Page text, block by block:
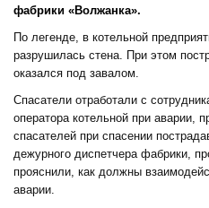
фабрики «Волжанка».
По легенде, в котельной
разрушилась стена. При этом
оказался под завалом.
Спасатели отработали с
оператора котельной при аварии,
спасателей при спасении
дежурного диспетчера фабрики,
прояснили, как должны
аварии.